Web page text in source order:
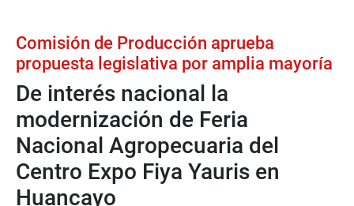
Comisión de Producción aprueba
propuesta legislativa por amplia mayoría
De interés nacional la
modernización de Feria
Nacional Agropecuaria del
Centro Expo Fiya Yauris en
Huancayo